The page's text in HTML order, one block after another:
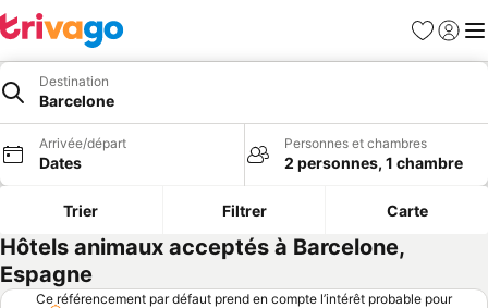
Favoris
Se
Destination
Barcelone
Arrivée/départ
Dates
Personnes et chambres
2 personnes, 1 chambre
Trier Filtrer Carte
Hôtels animaux acceptés à Barcelone,
Espagne
Ce référencement par défaut prend en compte l’intérêt probable pour